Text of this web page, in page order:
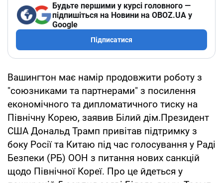
Будьте першими у курсі головного —
підпишіться на Новини на OBOZ.UA у
Google
Підписатися
Вашингтон має намір продовжити роботу з
"союзниками та партнерами" з посилення
економічного та дипломатичного тиску на
Північну Корею, заявив Білий дім.Президент
США Дональд Трамп привітав підтримку з
боку Росії та Китаю під час голосування у Раді
Безпеки (РБ) ООН з питання нових санкцій
щодо Північної Кореї. Про це йдеться у